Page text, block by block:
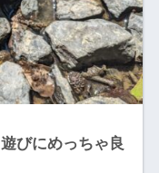
びにめっちゃ良